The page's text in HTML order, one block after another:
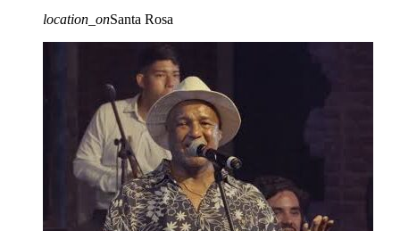
location_onSanta Rosa